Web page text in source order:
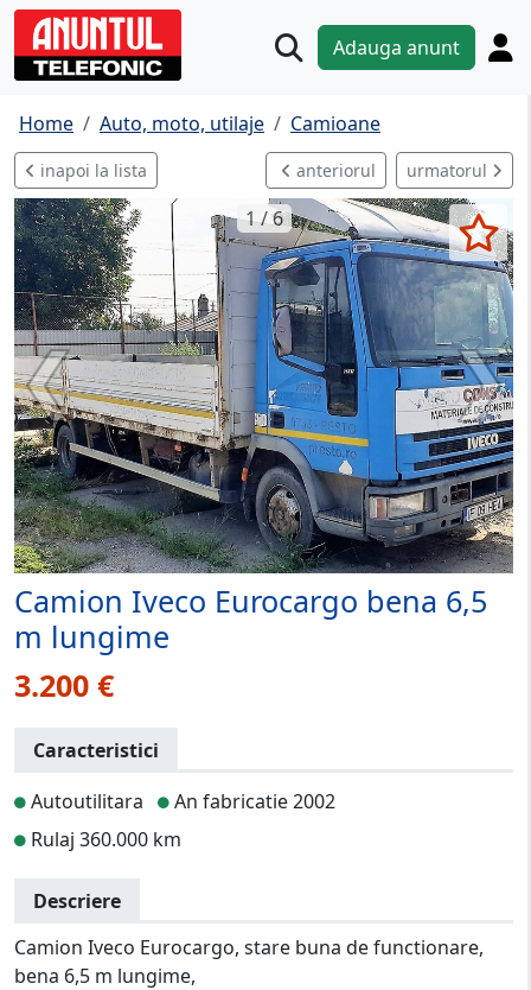
Adauga anunt
Home Auto, moto, utilaje Camioane
inapoi la lista anteriorul urmatorul
1 / 6
Camion Iveco Eurocargo bena 6,5
m lungime
3.200 €
Caracteristici
Autoutilitara
An fabricatie 2002
Rulaj 360.000 km
Descriere
Camion Iveco Eurocargo, stare buna de functionare,
bena 6,5 m lungime,